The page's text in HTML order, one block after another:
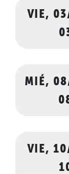
VIE,
MIÉ,
VIE,